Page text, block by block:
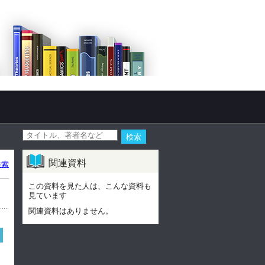
関連資料
この資料を見た人は、こんな資料も
見ています
関連資料はありません。